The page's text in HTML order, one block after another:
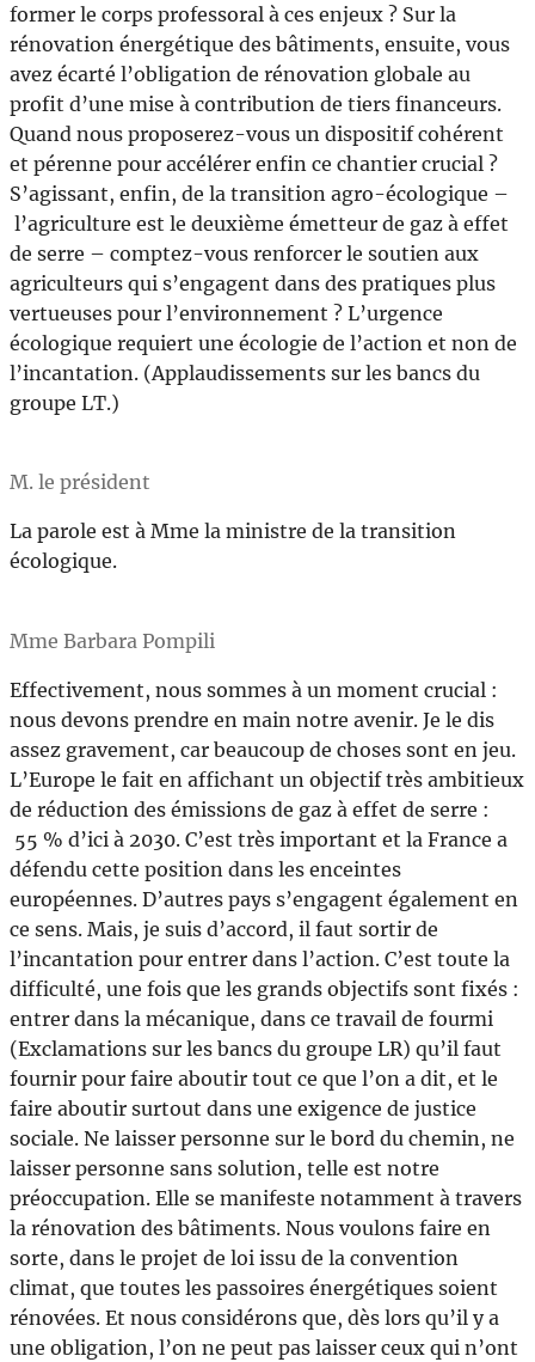
former le corps professoral à ces enjeux ? Sur la
rénovation énergétique des bâtiments, ensuite, vous
avez écarté l’obligation de rénovation globale au
profit d’une mise à contribution de tiers financeurs.
Quand nous proposerez-vous un dispositif cohérent
et pérenne pour accélérer enfin ce chantier crucial ?
S’agissant, enfin, de la transition agro-écologique –
l’agriculture est le deuxième émetteur de gaz à effet
de serre – comptez-vous renforcer le soutien aux
agriculteurs qui s’engagent dans des pratiques plus
vertueuses pour l’environnement ? L’urgence
écologique requiert une écologie de l’action et non de
l’incantation. (Applaudissements sur les bancs du
groupe LT.)
M. le président
La parole est à Mme la ministre de la transition
écologique.
Mme Barbara Pompili
Effectivement, nous sommes à un moment crucial :
nous devons prendre en main notre avenir. Je le dis
assez gravement, car beaucoup de choses sont en jeu.
L’Europe le fait en affichant un objectif très ambitieux
de réduction des émissions de gaz à effet de serre :
55 % d’ici à 2030. C’est très important et la France a
défendu cette position dans les enceintes
européennes. D’autres pays s’engagent également en
ce sens. Mais, je suis d’accord, il faut sortir de
l’incantation pour entrer dans l’action. C’est toute la
difficulté, une fois que les grands objectifs sont fixés :
entrer dans la mécanique, dans ce travail de fourmi
(Exclamations sur les bancs du groupe LR) qu’il faut
fournir pour faire aboutir tout ce que l’on a dit, et le
faire aboutir surtout dans une exigence de justice
sociale. Ne laisser personne sur le bord du chemin, ne
laisser personne sans solution, telle est notre
préoccupation. Elle se manifeste notamment à travers
la rénovation des bâtiments. Nous voulons faire en
sorte, dans le projet de loi issu de la convention
climat, que toutes les passoires énergétiques soient
rénovées. Et nous considérons que, dès lors qu’il y a
une obligation, l’on ne peut pas laisser ceux qui n’ont